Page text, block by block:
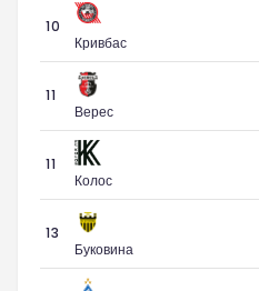
10
Кривбас
11
Верес
11
Колос
13
Буковина